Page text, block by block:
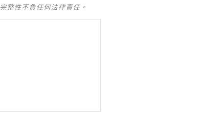
整性不負任何法律責任。